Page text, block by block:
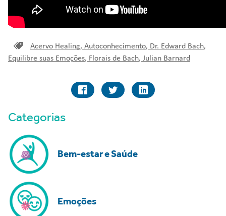
Acervo Healing, Autoconhecimento, Dr. Edward Bach,
Equilibre suas Emoções, Florais de Bach, Julian Barnard
Categorias
Bem-estar e Saúde
Emoções